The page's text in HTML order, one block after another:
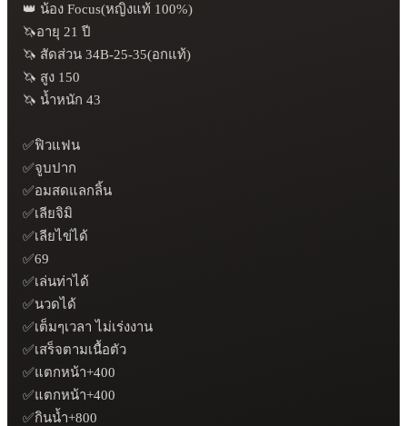
👑 น้อง Focus(หญิงแท้ 100%)
🦄อายุ 21 ปี
🦄 สัดส่วน 34B-25-35(อกแท้)
🦄 สูง 150
🦄 น้ำหนัก 43
✅ฟิวแฟน
✅จูบปาก
✅อมสดแลกลิ้น
✅เลียจิมิ
✅เลียไข่ได้
✅69
✅เล่นท่าได้
✅นวดได้
✅เต็มๆเวลา ไม่เร่งงาน
✅เสร็จตามเนื้อตัว
✅แตกหน้า+400
✅แตกหน้า+400
✅กินน้ำ+800